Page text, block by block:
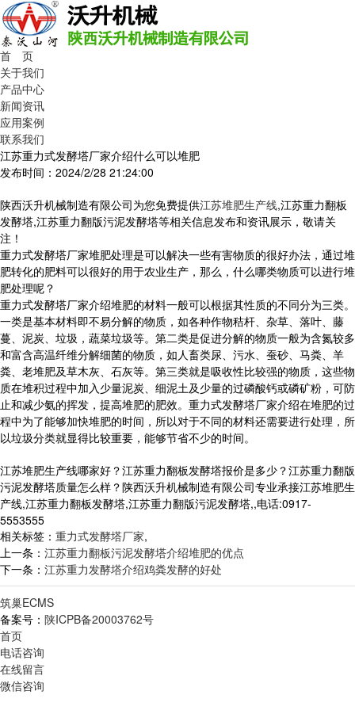
首 页
关于我们
产品中心
新闻资讯
应用案例
联系我们
江苏重力式发酵塔厂家介绍什么可以堆肥
发布时间：2024/2/28 21:24:00
陕西沃升机械制造有限公司为您免费提供江苏堆肥生产线,江苏重力翻板
发酵塔,江苏重力翻版污泥发酵塔等相关信息发布和资讯展示，敬请关
注！
重力式发酵塔厂家堆肥处理是可以解决一些有害物质的很好办法，通过堆
肥转化的肥料可以很好的用于农业生产，那么，什么哪类物质可以进行堆
肥处理呢？
重力式发酵塔厂家介绍堆肥的材料一般可以根据其性质的不同分为三类。
一类是基本材料即不易分解的物质，如各种作物秸杆、杂草、落叶、藤
蔓、泥炭、垃圾，蔬菜垃圾等。第二类是促进分解的物质一般为含氮较多
和富含高温纤维分解细菌的物质，如人畜类尿、污水、蚕砂、马粪、羊
粪、老堆肥及草木灰、石灰等。第三类就是吸收性比较强的物质，这些物
质在堆积过程中加入少量泥炭、细泥土及少量的过磷酸钙或磷矿粉，可防
止和减少氨的挥发，提高堆肥的肥效。重力式发酵塔厂家介绍在堆肥的过
程中为了能够加快堆肥的时间，所以对于不同的材料还需要进行处理，所
以垃圾分类就显得比较重要，能够节省不少的时间。
江苏堆肥生产线哪家好？江苏重力翻板发酵塔报价是多少？江苏重力翻版
污泥发酵塔质量怎么样？陕西沃升机械制造有限公司专业承接江苏堆肥生
产线,江苏重力翻板发酵塔,江苏重力翻版污泥发酵塔,,电话:0917-
5553555
相关标签： 重力式发酵塔厂家,
上一条： 江苏重力翻板污泥发酵塔介绍堆肥的优点
下一条： 江苏重力发酵塔介绍鸡粪发酵的好处
筑巢ECMS
备案号： 陕ICPB备20003762号
首页
电话咨询
在线留言
微信咨询